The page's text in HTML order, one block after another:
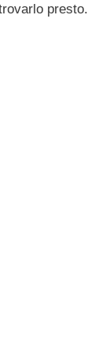
presto.